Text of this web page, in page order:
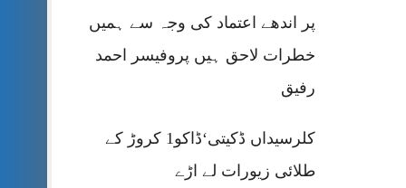
پر اندھے اعتماد کی وجہ سے ہمیں
خطرات لاحق ہیں پروفیسر احمد
رفیق
کلرسیداں ڈکیتی‘ڈاکو1 کروڑ کے
طلائی زیورات لے اڑے